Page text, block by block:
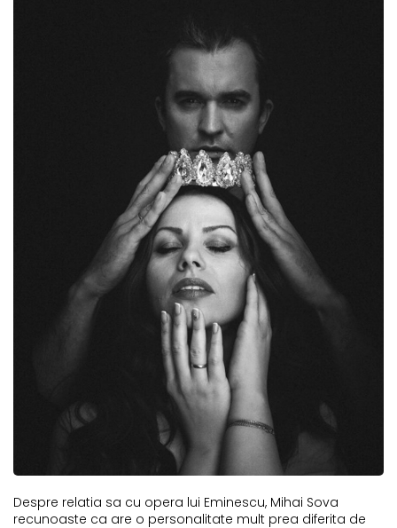
Despre relatia sa cu opera lui Eminescu, Mihai Sova
recunoaste ca are o personalitate mult prea diferita de